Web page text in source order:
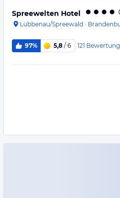
Spreewelten Hotel
Lübbenau/Spreewald ·
97% 5,8 / 6 121